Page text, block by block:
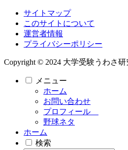
サイトマップ
このサイトについて
運営者情報
プライバシーポリシー
Copyright © 2024 大学受験うわさ研
メニュー
ホーム
お問い合わせ
プロフィール
野球ネタ
ホーム
検索